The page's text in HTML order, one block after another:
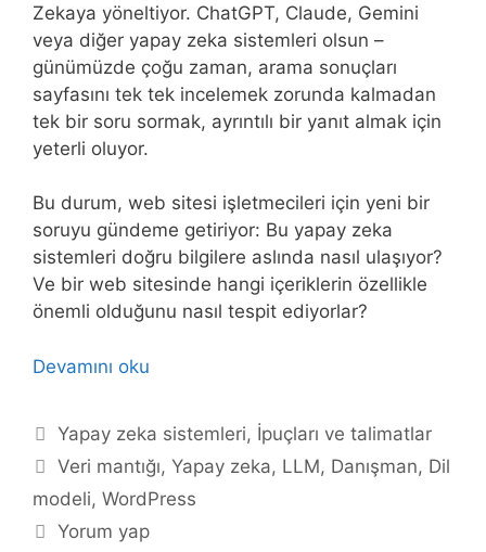
Zekaya yöneltiyor. ChatGPT, Claude, Gemini
veya diğer yapay zeka sistemleri olsun –
günümüzde çoğu zaman, arama sonuçları
sayfasını tek tek incelemek zorunda kalmadan
tek bir soru sormak, ayrıntılı bir yanıt almak için
yeterli oluyor.
Bu durum, web sitesi işletmecileri için yeni bir
soruyu gündeme getiriyor: Bu yapay zeka
sistemleri doğru bilgilere aslında nasıl ulaşıyor?
Ve bir web sitesinde hangi içeriklerin özellikle
önemli olduğunu nasıl tespit ediyorlar?
Devamını oku
Kategoriler
Yapay zeka sistemleri, İpuçları ve talimatlar
Etiketler
Veri mantığı,Yapay zeka, LLM, Danışman, Dil
modeli, WordPress
Yorum yap